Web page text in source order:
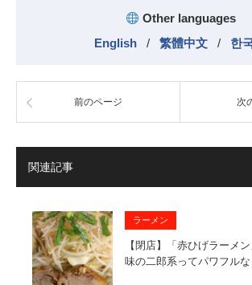
Other languages
English
/ 繁體中文 / 한
前のページ 次
関連記事
ラーメン
【閉店】「赤ひげラーメ
味の二郎系ってパワフルな